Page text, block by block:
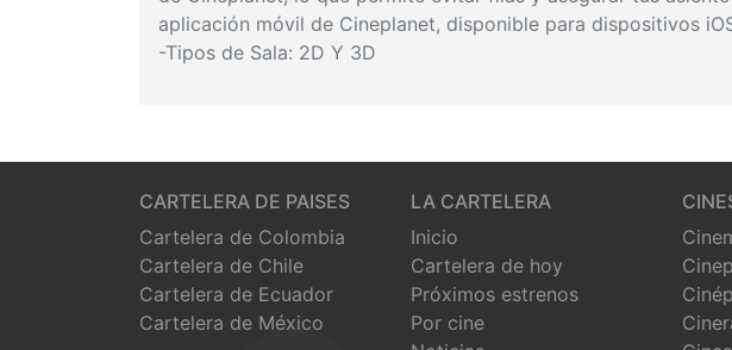
aplicación móvil de Cineplanet, disponible para dispositivos
-Tipos de Sala: 2D Y 3D
CARTELERA DE PAISES
Cartelera de Colombia
Cartelera de Chile
Cartelera de Ecuador
Cartelera de México
LA CARTELERA
Inicio
Cartelera de hoy
Próximos estrenos
Por cine